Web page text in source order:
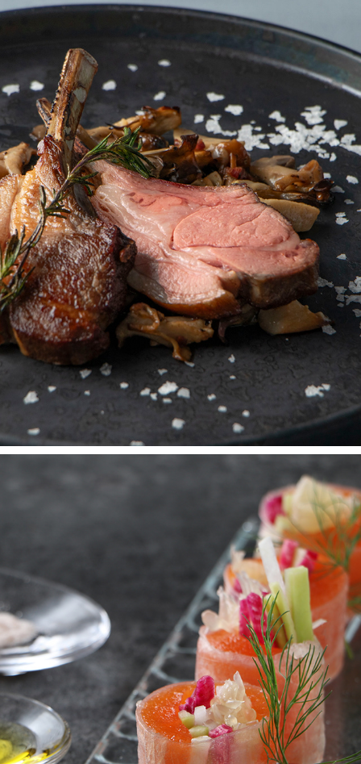
LAMB DISHES ＆ LAMB SHABU
2025
KONJAC RECIPE
2025